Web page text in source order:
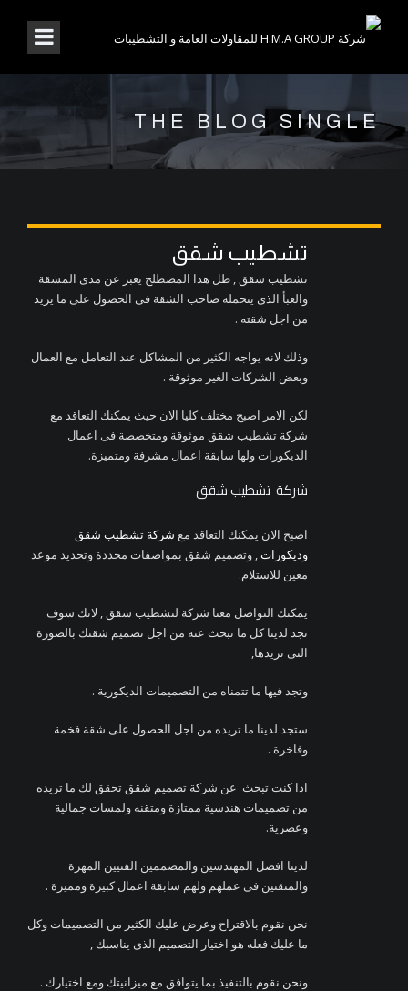
THE BLOG SINGLE
تشطيب شقق
تشطيب شقق , ظل هذا المصطلح يعبر عن مدى المشقة
والعبأ الذى يتحمله صاحب الشقة فى الحصول على ما يريد
من اجل شقته .
وذلك لانه يواجه الكثير من المشاكل عند التعامل مع العمال
وبعض الشركات الغير موثوقة .
لكن الامر اصبح مختلف كليا الان حيث يمكنك التعاقد مع
شركة تشطيب شقق موثوقة ومتخصصة فى اعمال
الديكورات ولها سابقة اعمال مشرفة ومتميزة.
شركة تشطيب شقق
اصبح الان يمكنك التعاقد مع شركة تشطيب شقق
وديكورات, وتصميم شقق بمواصفات محددة وتحديد موعد
معين للاستلام.
يمكنك التواصل معنا شركة لتشطيب شقق , لانك سوف
تجد لدينا كل ما تبحث عنه من اجل تصميم شقتك بالصورة
التى تريدها,
وتجد فيها ما تتمناه من التصميمات الديكورية .
ستجد لدينا ما تريده من اجل الحصول على شقة فخمة
وفاخرة .
اذا كنت تبحث عن شركة تصميم شقق تحقق لك ما تريده
من تصميمات هندسية ممتازة ومتقنه ولمسات جمالية
وعصرية.
لدينا افضل المهندسين والمصممين الفنيين المهرة
والمتقنين فى عملهم ولهم سابقة اعمال كبيرة ومميزة .
نحن نقوم بالاقتراح وعرض عليك الكثير من التصميمات وكل
ما عليك فعله هو اختيار التصميم الذى يناسبك ,
ونحن نقوم بالتنفيذ بما يتوافق مع ميزانيتك ومع اختيارك .